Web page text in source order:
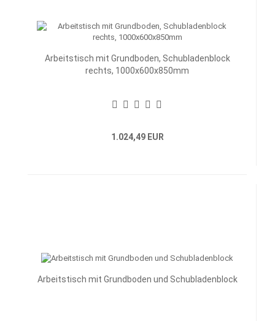
Arbeitstisch mit Grundboden, Schubladenblock
rechts, 1000x600x850mm
1.024,49 EUR
Arbeitstisch mit Grundboden und Schubladenblock